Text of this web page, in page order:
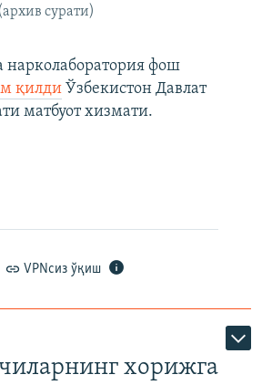
сурати)
нарколаборатория фош
қилди Ўзбекистон Давлат
матбуот хизмати.
VPNсиз ўқиш
хорижга